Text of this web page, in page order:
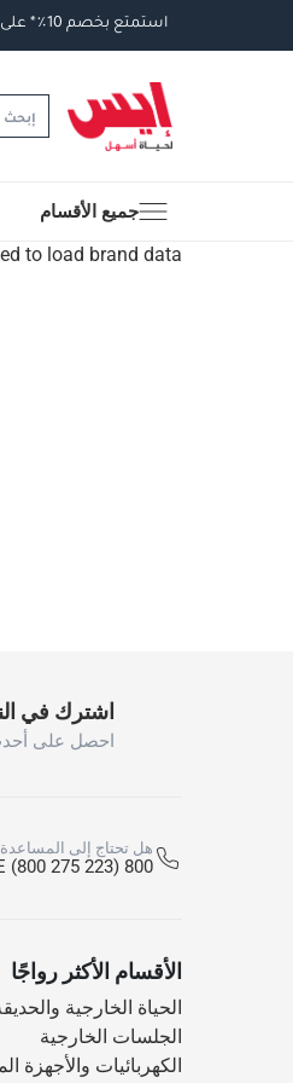
استمتع بخصم ٪* على
جميع الأقسام
to load brand data.
اشترك في
احصل على
هل تحتاج إلى
800 ASK ACE (800 275 223)
الأقسام الأكثر رواجًا
الحياة الخارجية
الجلسات الخارجية
الكهربائيات والأجهزة